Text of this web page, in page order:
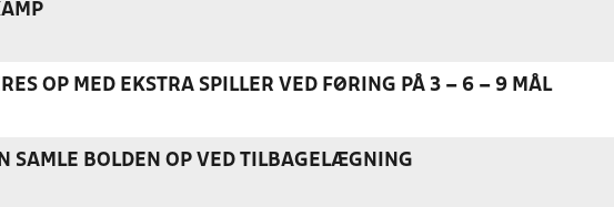
OP MED EKSTRA SPILLER VED FØRING PÅ 3 – 6 – 9 MÅL
SAMLE BOLDEN OP VED TILBAGELÆGNING